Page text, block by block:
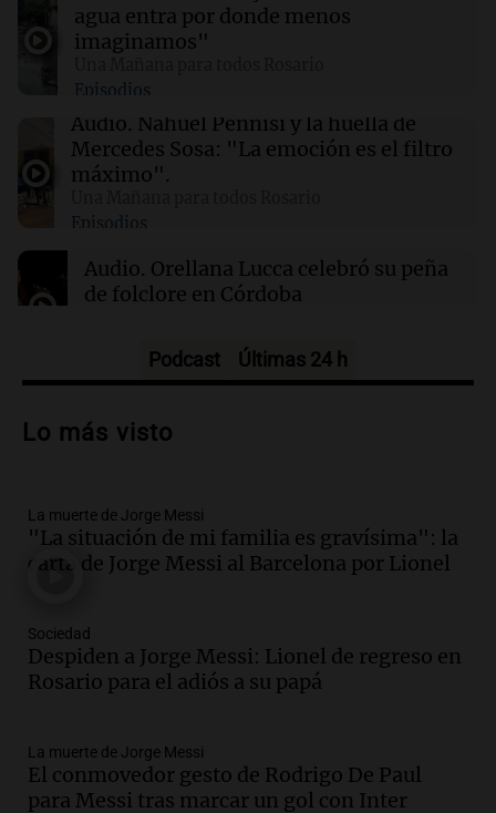
23:56 Sociedad
Salteño demanda a AstraZeneca y al Estado
Covid-19
23:51 La muerte de Jorge Messi
El conmovedor gesto de Rodrigo De Paul para
agua entra por donde menos
imaginamos"
Episodios
Audio. Nahuel Pennisi y la huella de
Mercedes Sosa: "La emoción es el filtro
máximo".
Episodios
Audio. Orellana Lucca celebró su peña
de folclore en Córdoba
Audio.Trágico accidente en Mendoza:
vehículos desde un puente
Audio.Tragedia en Mendoza: un muerto
y cinco heridos tras caer dos autos desde
un puente
Audio.Messi llegará esta noche a
Rosario para acompañar a su familia
Episodios
Audio.Ley de Propiedad Privada: el revés
Podcast Últimas 24 h
Lo más visto
La muerte de Jorge Messi
"La situación de mi familia es gravísima": la
carta de Jorge Messi al Barcelona por Lionel
Sociedad
Despiden a Jorge Messi: Lionel de regreso en
Rosario para el adiós a su papá
La muerte de Jorge Messi
El conmovedor gesto de Rodrigo De Paul
para Messi tras marcar un gol con Inter